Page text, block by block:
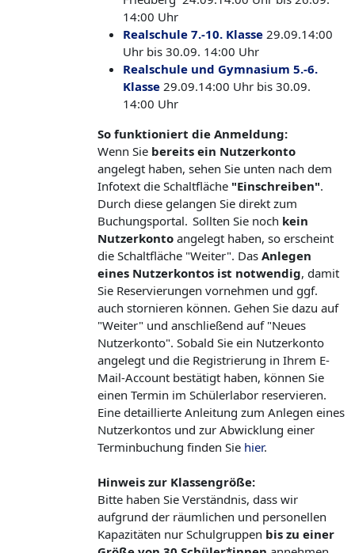
14:00 Uhr
Realschule 7.-10. Klasse 29.09.14:00
Uhr bis 30.09. 14:00 Uhr
Realschule und Gymnasium 5.-6.
Klasse 29.09.14:00 Uhr bis 30.09.
14:00 Uhr
So funktioniert die Anmeldung:
Wenn Sie bereits ein Nutzerkonto
angelegt haben, sehen Sie unten nach dem
Infotext die Schaltfläche "Einschreiben".
Durch diese gelangen Sie direkt zum
Buchungsportal. Sollten Sie noch kein
Nutzerkonto angelegt haben, so erscheint
die Schaltfläche "Weiter". Das Anlegen
eines Nutzerkontos ist notwendig, damit
Sie Reservierungen vornehmen und ggf.
auch stornieren können. Gehen Sie dazu auf
"Weiter" und anschließend auf "Neues
Nutzerkonto". Sobald Sie ein Nutzerkonto
angelegt und die Registrierung in Ihrem E-
Mail-Account bestätigt haben, können Sie
einen Termin im Schülerlabor reservieren.
Eine detaillierte Anleitung zum Anlegen eines
Nutzerkontos und zur Abwicklung einer
Terminbuchung finden Sie hier.
Hinweis zur Klassengröße:
Bitte haben Sie Verständnis, dass wir
aufgrund der räumlichen und personellen
Kapazitäten nur Schulgruppen bis zu einer